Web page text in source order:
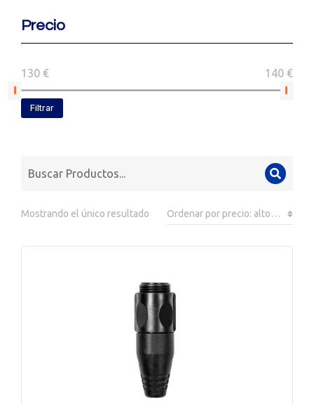
Precio
130 € 140 €
Filtrar
Mostrando el único resultado